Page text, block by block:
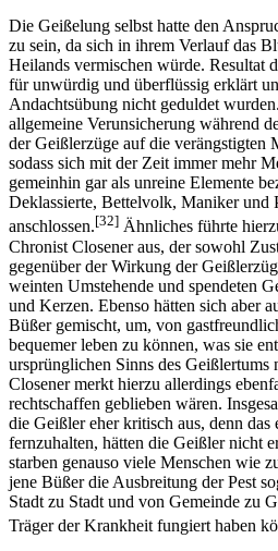
Die Geißelung selbst hatte den
zu sein, da sich in ihrem Verlauf das
Heilands vermischen würde. Resultat
für unwürdig und überflüssig erklärt
Andachtsübung nicht geduldet
allgemeine Verunsicherung während
der Geißlerzüge auf die verängstigten
sodass sich mit der Zeit immer mehr
gemeinhin gar als unreine Elemente
Deklassierte, Bettelvolk, Maniker und
anschlossen.[32] Ähnliches führte
Chronist Closener aus, der sowohl
gegenüber der Wirkung der
weinten Umstehende und spendeten
und Kerzen. Ebenso hätten sich aber
Büßer gemischt, um, von
bequemer leben zu können, was sie
ursprünglichen Sinns des Geißlertums
Closener merkt hierzu allerdings
rechtschaffen geblieben wären.
die Geißler eher kritisch aus, denn
fernzuhalten, hätten die Geißler nicht
starben genauso viele Menschen wie
jene Büßer die Ausbreitung der Pest
Stadt zu Stadt und von Gemeinde zu
Träger der Krankheit fungiert haben